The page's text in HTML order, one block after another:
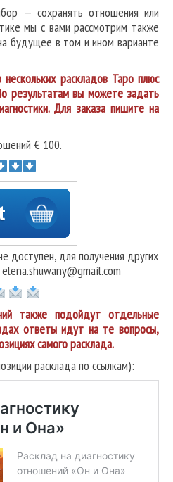
— сохранять отношения или
мы с вами рассмотрим также
будущее в том и ином варианте
нескольких раскладов Таро плюс
результатам вы можете задать
Для заказа пишите на
€ 100.
доступен, для получения других
также подойдут отдельные
ответы идут на те вопросы,
самого расклада.
расклада по ссылкам):